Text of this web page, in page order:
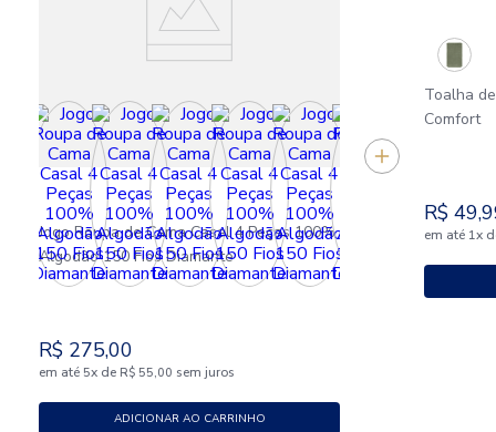
Jogo Roupa de Cama Casal 4 Peças 100%
Algodão 150 Fios Diamante
R$ 275,00
em até 5x de R$ 55,00 sem juros
ADICIONAR AO CARRINHO
Toalha
Comfort
R$ 49,
em até 1x